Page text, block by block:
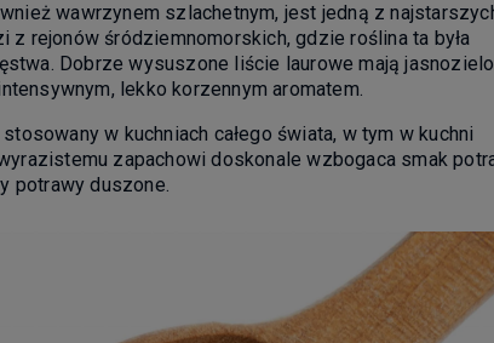
wawrzynem szlachetnym, jest jedną z
z rejonów śródziemnomorskich, gdzie roślina ta była
Dobrze wysuszone liście laurowe mają
lekko korzennym aromatem.
w kuchniach całego świata, w tym w kuchni
zapachowi doskonale wzbogaca smak
potrawy duszone.